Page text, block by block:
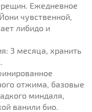
Ежедневное
чувственной,
либидо и
3 месяца, хранить
отжима, базовые
миндаля,
ванили био.